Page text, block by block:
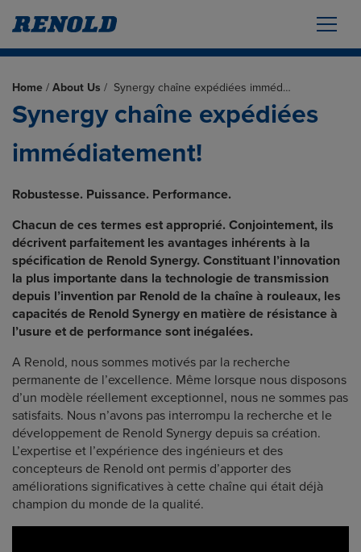
Home / About Us / Synergy chaîne expédiées imméd…
Synergy chaîne expédiées
immédiatement!
Robustesse. Puissance. Performance.
Chacun de ces termes est approprié. Conjointement, ils
décrivent parfaitement les avantages inhérents à la
spécification de Renold Synergy. Constituant l’innovation
la plus importante dans la technologie de transmission
depuis l’invention par Renold de la chaîne à rouleaux, les
capacités de Renold Synergy en matière de résistance à
l’usure et de performance sont inégalées.
A Renold, nous sommes motivés par la recherche
permanente de l’excellence. Même lorsque nous disposons
d’un modèle réellement exceptionnel, nous ne sommes pas
satisfaits. Nous n’avons pas interrompu la recherche et le
développement de Renold Synergy depuis sa création.
L’expertise et l’expérience des ingénieurs et des
concepteurs de Renold ont permis d’apporter des
améliorations significatives à cette chaîne qui était déjà
champion du monde de la qualité.